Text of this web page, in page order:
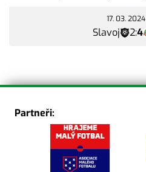
17. 03.
Slavoj 2:4
Partneři: